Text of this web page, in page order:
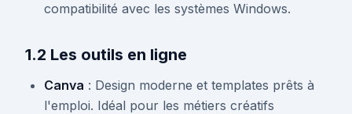
compatibilité avec les systèmes Windows.
1.2 Les outils en ligne
Canva : Design moderne et templates prêts à
l'emploi. Idéal pour les métiers créatifs